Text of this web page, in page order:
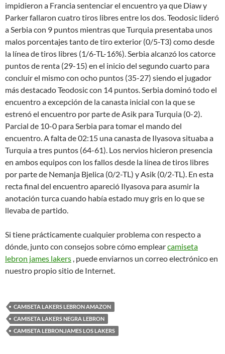
impidieron a Francia sentenciar el encuentro ya que Diaw y
Parker fallaron cuatro tiros libres entre los dos. Teodosic lideró
a Serbia con 9 puntos mientras que Turquia presentaba unos
malos porcentajes tanto de tiro exterior (0/5-T3) como desde
la línea de tiros libres (1/6-TL-16%). Serbia alcanzó los catorce
puntos de renta (29-15) en el inicio del segundo cuarto para
concluir el mismo con ocho puntos (35-27) siendo el jugador
más destacado Teodosic con 14 puntos. Serbia dominó todo el
encuentro a excepción de la canasta inicial con la que se
estrenó el encuentro por parte de Asik para Turquia (0-2).
Parcial de 10-0 para Serbia para tomar el mando del
encuentro. A falta de 02:15 una canasta de Ilyasova situaba a
Turquia a tres puntos (64-61). Los nervios hicieron presencia
en ambos equipos con los fallos desde la línea de tiros libres
por parte de Nemanja Bjelica (0/2-TL) y Asik (0/2-TL). En esta
recta final del encuentro apareció Ilyasova para asumir la
anotación turca cuando había estado muy gris en lo que se
llevaba de partido.
Si tiene prácticamente cualquier problema con respecto a
dónde, junto con consejos sobre cómo emplearcamiseta
lebron james lakers , puede enviarnos un correo electrónico en
nuestro propio sitio de Internet.
CAMISETA LAKERS LEBRON AMAZON
CAMISETA LAKERS NEGRA LEBRON
CAMISETA LEBRON.JAMES LOS LAKERS